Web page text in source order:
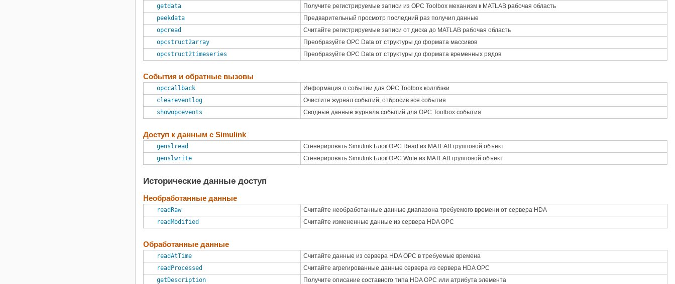
getdata
Получите регистрируемые записи из OPC Toolbox механизм к MATLAB рабочая область
peekdata
Предварительный просмотр последний раз получил данные
opcread
Считайте регистрируемые записи от диска до MATLAB рабочая область
opcstruct2array
Преобразуйте OPC Data от структуры до формата массивов
opcstruct2timeseries
Преобразуйте OPC Data от структуры до формата временных рядов
События и обратные вызовы
opccallback Информация о событии для OPC Toolbox коллбэки
cleareventlog
Очистите журнал событий, отбросив все события
showopcevents
Сводные данные журнала событий для OPC Toolbox события
Доступ к данным с Simulink
genslread Сгенерировать Simulink Блок OPC Read из MATLAB групповой объект
genslwrite
Сгенерировать Simulink Блок OPC Write из MATLAB групповой объект
Исторические данные доступ
Необработанные данные
readRaw
Считайте необработанные данные диапазона требуемого времени от сервера HDA
readModified
Считайте измененные данные из сервера HDA OPC
Обработанные данные
readAtTime
Считайте данные из сервера HDA OPC в требуемые времена
readProcessed
Считайте агрегированные данные сервера из сервера HDA OPC
getDescription
Получите описание составного типа HDA OPC или атрибута элемента